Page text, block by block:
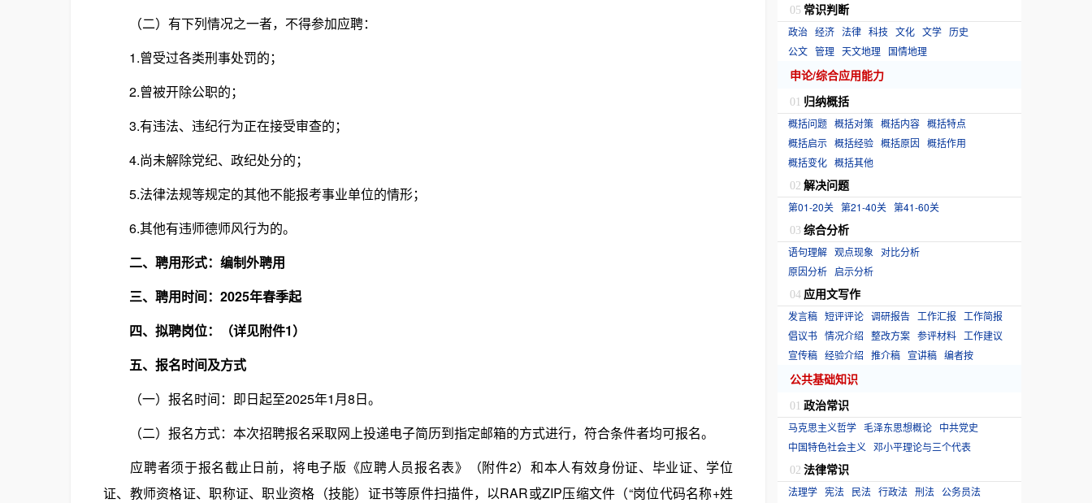
（二）有下列情况之一者，不得参加应聘：
1.曾受过各类刑事处罚的；
2.曾被开除公职的；
3.有违法、违纪行为正在接受审查的；
4.尚未解除党纪、政纪处分的；
5.法律法规等规定的其他不能报考事业单位的情形；
6.其他有违师德师风行为的。
二、聘用形式：编制外聘用
三、聘用时间：2025年春季起
四、拟聘岗位：（详见附件1）
五、报名时间及方式
（一）报名时间：即日起至2025年1月8日。
（二）报名方式：本次招聘报名采取网上投递电子简历到指定邮箱的方式进行，符合条件者均可报名。
应聘者须于报名截止日前，将电子版《应聘人员报名表》（附件2）和本人有效身份证、毕业证、学位
证、教师资格证、职称证、职业资格（技能）证书等原件扫描件，以RAR或ZIP压缩文件（“岗位代码名称+姓
05 常识判断
政治 经济 法律 科技 文化 文学 历史
公文 管理 天文地理 国情地理
申论/综合应用能力
01 归纳概括
概括问题 概括对策 概括内容 概括特点
概括启示 概括经验 概括原因 概括作用
概括变化 概括其他
02 解决问题
第01-20关 第21-40关 第41-60关
03 综合分析
语句理解 观点现象 对比分析
原因分析 启示分析
04 应用文写作
发言稿 短评评论 调研报告 工作汇报
工作简报
倡议书 情况介绍 整改方案 参评材料 工作建议
宣传稿 经验介绍 推介稿 宣讲稿 编者按
公共基础知识
01 政治常识
马克思主义哲学 毛泽东思想概论 中共党史
中国特色社会主义 邓小平理论与三个代表
02 法律常识
法理学 宪法 民法 行政法 刑法 公务员法